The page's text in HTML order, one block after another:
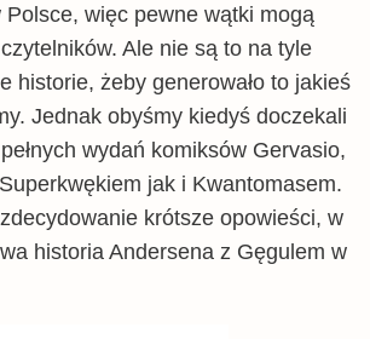
więc pewne wątki mogą
Ale nie są to na tyle
historie, żeby generowało to jakieś
Jednak obyśmy kiedyś doczekali
wydań komiksów Gervasio,
jak i Kwantomasem.
krótsze opowieści, w
historia Andersena z Gęgulem w